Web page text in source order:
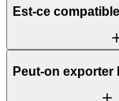
Est-ce
Peut-on exporter